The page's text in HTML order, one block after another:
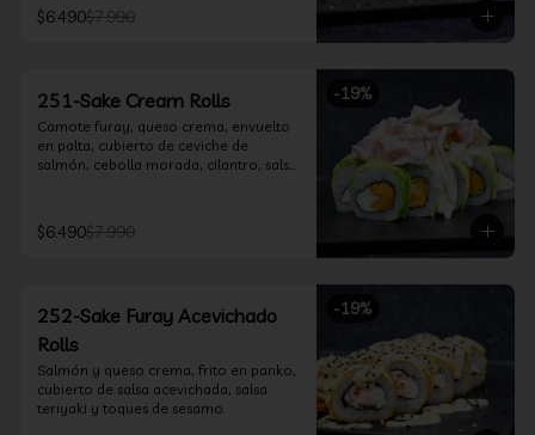
$6.490$7.990
-19%
251-Sake Cream Rolls
Camote furay, queso crema, envuelto
en palta, cubierto de ceviche de
salmón, cebolla morada, cilantro, salsa
$6.490$7.990
-19%
252-Sake Furay Acevichado
Rolls
Salmón y queso crema, frito en panko,
cubierto de salsa acevichada, salsa
teriyaki y toques de sesamo.